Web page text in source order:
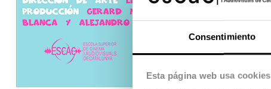
Consentimiento
Esta página web usa cookies